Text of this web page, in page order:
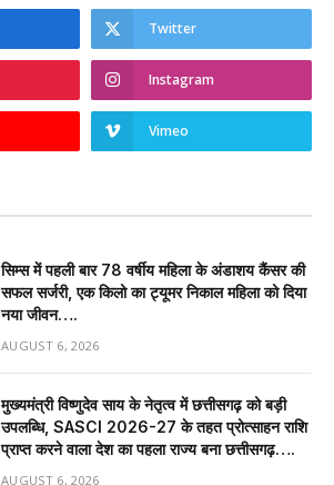
Twitter
Instagram
Vimeo
सिम्स में पहली बार 78 वर्षीय महिला के अंडाशय कैंसर की
सफल सर्जरी, एक किलो का ट्यूमर निकाल महिला को दिया
नया जीवन….
AUGUST 6, 2026
मुख्यमंत्री विष्णुदेव साय के नेतृत्व में छत्तीसगढ़ को बड़ी
उपलब्धि, SASCI 2026-27 के तहत प्रोत्साहन राशि
प्राप्त करने वाला देश का पहला राज्य बना छत्तीसगढ़….
AUGUST 6, 2026